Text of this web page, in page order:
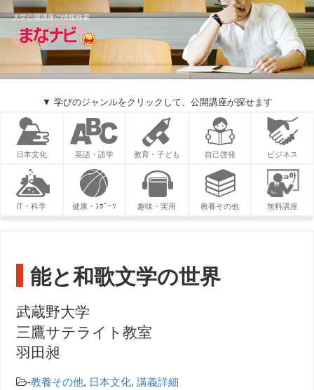
大学公開講座の情報検索
▼ 学びのジャンルをクリックして、公開講座が探せます
日本文化 英語・語学 教育・子ども 自己啓発 ビジネス
IT・科学 健康・ｽﾎﾟｰﾂ 趣味・実用 教養その他 無料講座
能と和歌文学の世界
武蔵野大学
三鷹サテライト教室
羽田昶
-教養その他, 日本文化,講義詳細